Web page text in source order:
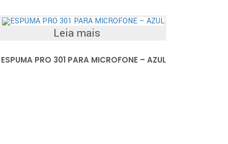
Leia mais
ESPUMA PRO 301 PARA MICROFONE – AZUL